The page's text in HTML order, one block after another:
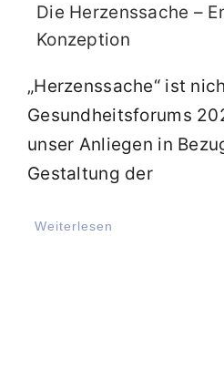
Die Herzenssache –
Konzeption
„Herzenssache“ ist
Gesundheitsforums
unser Anliegen in
Gestaltung der
Weiterlesen